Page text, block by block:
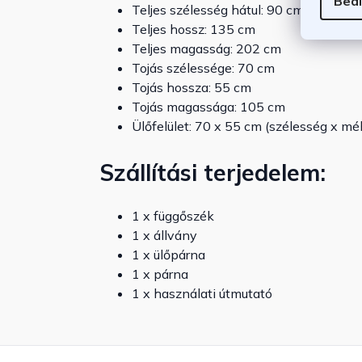
Teljes szélesség hátul: 90 cm
Teljes hossz: 135 cm
Teljes magasság: 202 cm
Tojás szélessége: 70 cm
Tojás hossza: 55 cm
Tojás magassága: 105 cm
Ülőfelület: 70 x 55 cm (szélesség x
Szállítási terjedelem:
1 x függőszék
1 x állvány
1 x ülőpárna
1 x párna
1 x használati útmutató